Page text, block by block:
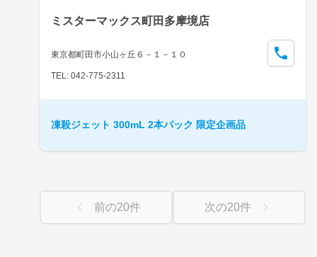
ミスターマックス町田多摩境店
東京都町田市小山ヶ丘６－１－１０
TEL: 042-775-2311
凍殺ジェット 300mL 2本パック 限定企画品
前の20件 次の20件